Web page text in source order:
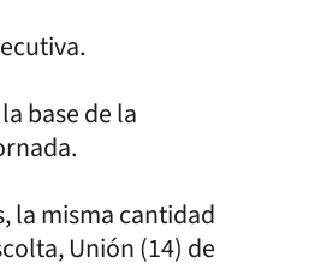
base de la
la misma cantidad
Unión (14) de